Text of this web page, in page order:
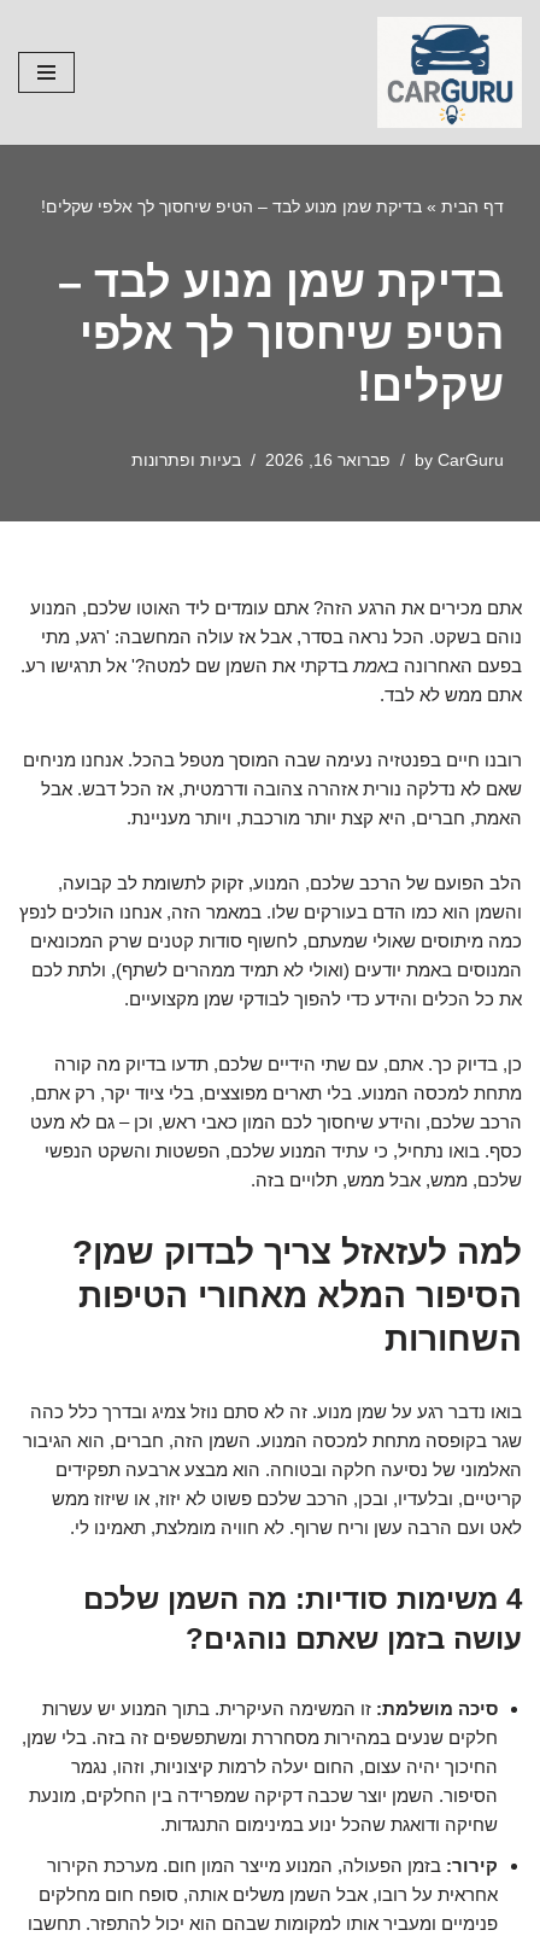
Skip
to
content
דף הבית » בדיקת שמן מנוע לבד – הטיפ שיחסוך לך אלפי שקלים!
בדיקת שמן מנוע לבד –
הטיפ שיחסוך לך אלפי
שקלים!
by CarGuru פברואר 16, 2026 בעיות ופתרונות
אתם מכירים את הרגע הזה? אתם עומדים ליד האוטו שלכם, המנוע
נוהם בשקט. הכל נראה בסדר, אבל אז עולה המחשבה: 'רגע, מתי
בפעם האחרונה באמת בדקתי את השמן שם למטה?' אל תרגישו רע.
אתם ממש לא לבד.
רובנו חיים בפנטזיה נעימה שבה המוסך מטפל בהכל. אנחנו מניחים
שאם לא נדלקה נורית אזהרה צהובה ודרמטית, אז הכל דבש. אבל
האמת, חברים, היא קצת יותר מורכבת, ויותר מעניינת.
הלב הפועם של הרכב שלכם, המנוע, זקוק לתשומת לב קבועה,
והשמן הוא כמו הדם בעורקים שלו. במאמר הזה, אנחנו הולכים לנפץ
כמה מיתוסים שאולי שמעתם, לחשוף סודות קטנים שרק המכונאים
המנוסים באמת יודעים (ואולי לא תמיד ממהרים לשתף), ולתת לכם
את כל הכלים והידע כדי להפוך לבודקי שמן מקצועיים.
כן, בדיוק כך. אתם, עם שתי הידיים שלכם, תדעו בדיוק מה קורה
מתחת למכסה המנוע. בלי תארים מפוצצים, בלי ציוד יקר, רק אתם,
הרכב שלכם, והידע שיחסוך לכם המון כאבי ראש, וכן – גם לא מעט
כסף. בואו נתחיל, כי עתיד המנוע שלכם, הפשטות והשקט הנפשי
שלכם, ממש, אבל ממש, תלויים בזה.
למה לעזאזל צריך לבדוק שמן?
הסיפור המלא מאחורי הטיפות
השחורות
בואו נדבר רגע על שמן מנוע. זה לא סתם נוזל צמיג ובדרך כלל כהה
שגר בקופסה מתחת למכסה המנוע. השמן הזה, חברים, הוא הגיבור
האלמוני של נסיעה חלקה ובטוחה. הוא מבצע ארבעה תפקידים
קריטיים, ובלעדיו, ובכן, הרכב שלכם פשוט לא יזוז, או שיזוז ממש
לאט ועם הרבה עשן וריח שרוף. לא חוויה מומלצת, תאמינו לי.
4 משימות סודיות: מה השמן שלכם
עושה בזמן שאתם נוהגים?
סיכה מושלמת: זו המשימה העיקרית. בתוך המנוע יש עשרות
חלקים שנעים במהירות מסחררת ומשתפשפים זה בזה. בלי שמן,
החיכוך יהיה עצום, החום יעלה לרמות קיצוניות, וזהו, נגמר
הסיפור. השמן יוצר שכבה דקיקה שמפרידה בין החלקים, מונעת
שחיקה ודואגת שהכל ינוע במינימום התנגדות.
קירור: בזמן הפעולה, המנוע מייצר המון חום. מערכת הקירור
אחראית על רובו, אבל השמן משלים אותה, סופח חום מחלקים
פנימיים ומעביר אותו למקומות שבהם הוא יכול להתפזר. תחשבו